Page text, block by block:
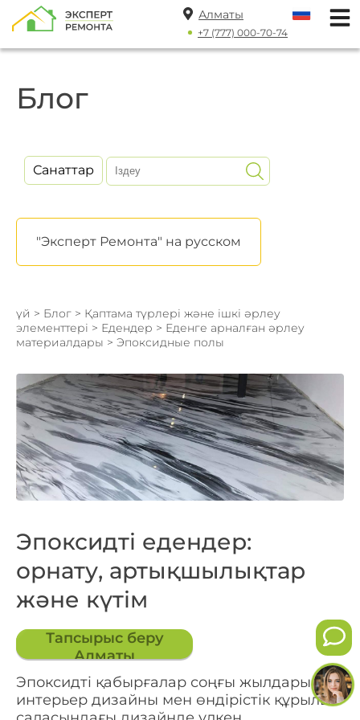
Алматы
+7 (777) 000-70-74
Блог
Санаттар
"Эксперт Ремонта" на русском
үй > Блог > Қаптама түрлері және ішкі әрлеу
элементтері > Едендер > Еденге арналған әрлеу
материалдары > Эпоксидные полы
Эпоксидті едендер:
орнату, артықшылықтар
және күтім
Тапсырыс беру
Алматы
Эпоксидті қабырғалар соңғы жылдары
интерьер дизайны мен өндірістік құрылыс